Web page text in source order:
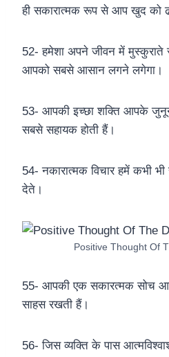
ही सकारात्मक रूप से आप खुद को
52- हमेशा अपने जीवन में मुस्कुराते
आपको सबसे आसान लगने लगेगा।
53- आपकी इच्छा शक्ति आपके
सबसे सहायक होती हैं।
54- नकारात्मक विचार हमें कभी
देते।
Positive Thought Of
55- आपकी एक सकारत्मक सोच
साहस रखती हैं।
56- जिस व्यक्ति के पास